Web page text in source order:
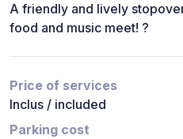
A friendly and lively
food and music meet! ?
Price of services
Inclus / included
Parking cost